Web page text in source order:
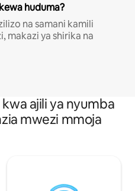
huduma?
na samani kamili
makazi ya shirika na
ajili ya nyumba
mwezi mmoja